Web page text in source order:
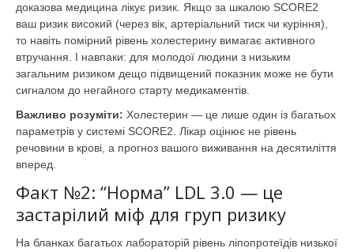
доказова медицина лікує ризик. Якщо за шкалою SCORE2
ваш ризик високий (через вік, артеріальний тиск чи куріння),
то навіть помірний рівень холестерину вимагає активного
втручання. І навпаки: для молодої людини з низьким
загальним ризиком дещо підвищений показник може не бути
сигналом до негайного старту медикаментів.
Важливо розуміти: Холестерин — це лише один із багатьох
параметрів у системі SCORE2. Лікар оцінює не рівень
речовини в крові, а прогноз вашого виживання на десятиліття
вперед.
Факт №2: “Норма” LDL 3.0 — це
застарілий міф для груп ризику
На бланках багатьох лабораторій рівень ліпопротеїдів низької